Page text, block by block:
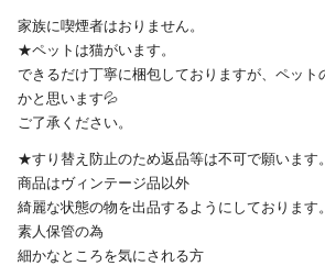
家族に喫煙者はおりません。
★ペットは猫がいます。
できるだけ丁寧に梱包しておりますが、ペット
かと思います💦
ご了承ください。
★すり替え防止のため返品等は不可で願います。
商品はヴィンテージ品以外
綺麗な状態の物を出品するようにしております。
素人保管の為
細かなところを気にされる方